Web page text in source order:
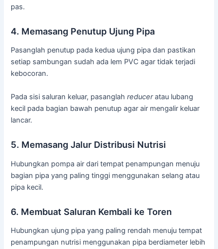
pas.
4. Memasang Penutup Ujung Pipa
Pasanglah penutup pada kedua ujung pipa dan pastikan
setiap sambungan sudah ada lem PVC agar tidak terjadi
kebocoran.
Pada sisi saluran keluar, pasanglahreduceratau lubang
kecil pada bagian bawah penutup agar air mengalir keluar
lancar.
5. Memasang Jalur Distribusi Nutrisi
Hubungkan pompa air dari tempat penampungan menuju
bagian pipa yang paling tinggi menggunakan selang atau
pipa kecil.
6. Membuat Saluran Kembali ke Toren
Hubungkan ujung pipa yang paling rendah menuju tempat
penampungan nutrisi menggunakan pipa berdiameter lebih